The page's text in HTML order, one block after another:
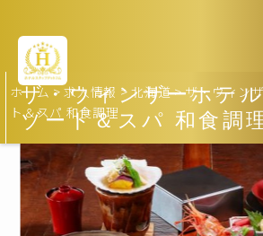
ザ・ウィンザーホテ
ゾート＆スパ 和食調
ホーム >求人情報 >北海道>ザ・ウィン
ト＆スパ 和食調理